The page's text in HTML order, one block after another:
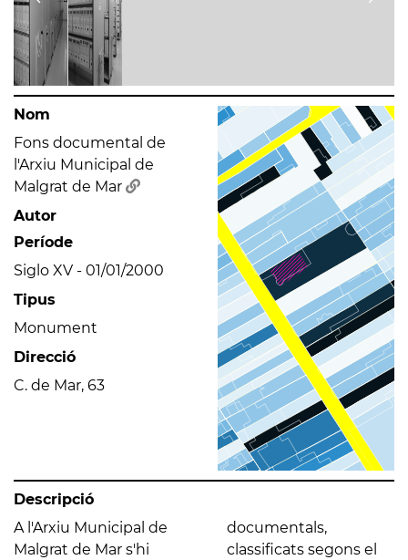
Nom
Fons documental de
l'Arxiu Municipal de
Malgrat de Mar
Autor
Període
Siglo XV - 01/01/2000
Tipus
Monument
Direcció
C. de Mar, 63
Descripció
A l'Arxiu Municipal de
Malgrat de Mar s'hi
documentals,
classificats segons el